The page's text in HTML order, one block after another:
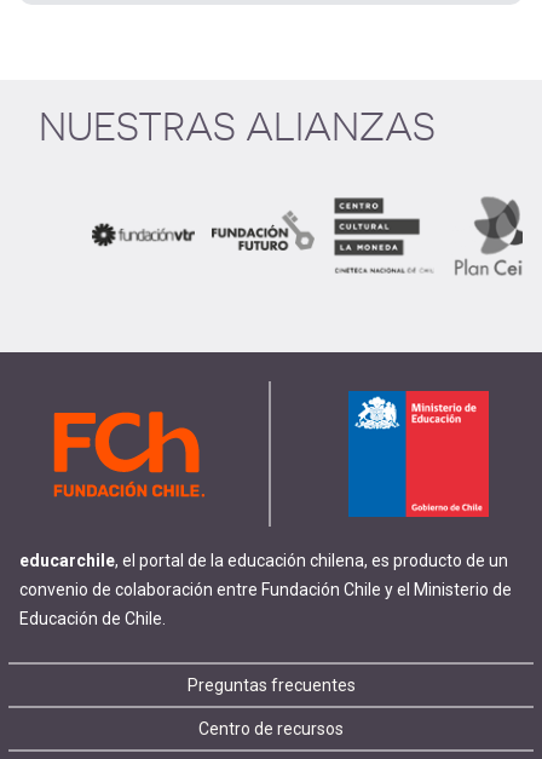
NUESTRAS ALIANZAS
educarchile, el portal de la educación chilena, es producto de un
convenio de colaboración entre Fundación Chile y el Ministerio de
Educación de Chile.
Footer
Preguntas frecuentes
Centro de recursos